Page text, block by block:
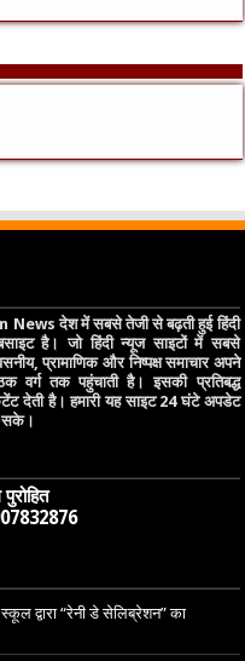
देश में सबसे तेजी से बढ़ती हुई हिंदी
है। जो हिंदी न्यूज साइटों में सबसे
प्रामाणिक और निष्पक्ष समाचार अपने
वर्ग तक पहुंचाती है। इसकी प्रतिबद्ध
देती है। हमारी यह साइट 24 घंटे अपडेट
सके।
द्वारा “रेनी डे सेलिब्रेशन” का